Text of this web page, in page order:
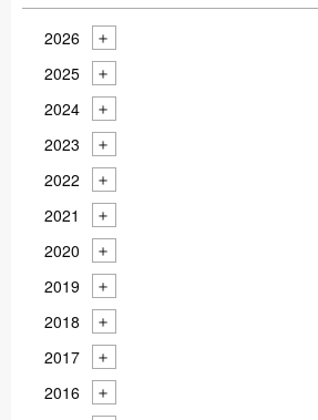
2026
2025
2024
2023
2022
2021
2020
2019
2018
2017
2016